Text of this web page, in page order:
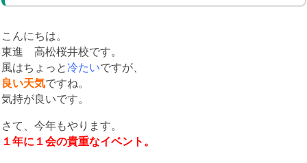
こんにちは。
東進 高松桜井校です。
風はちょっと冷たいですが、
良い天気ですね。
気持が良いです。
さて、今年もやります。
１年に１会の貴重なイベント。